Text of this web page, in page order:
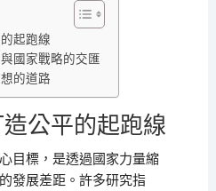
起跑線
國家戰略的交匯
的道路
公平的起跑線
目標，是透過國家力量縮
發展差距。許多研究指